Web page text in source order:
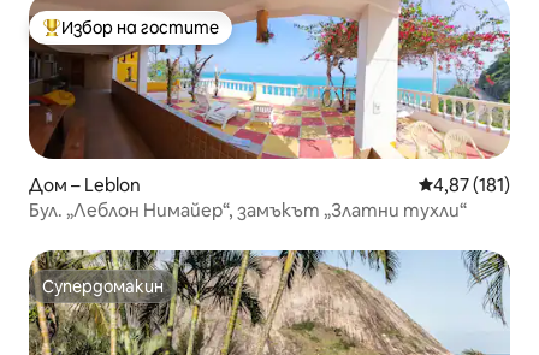
Най-популярен избор на гостите
Избор на гостите
Дом – Leblon Средна
4,87 (181)
Бул. „Леблон Нимайер“, замъкът „Златни тухли“
Супердомакин
Супердомакин